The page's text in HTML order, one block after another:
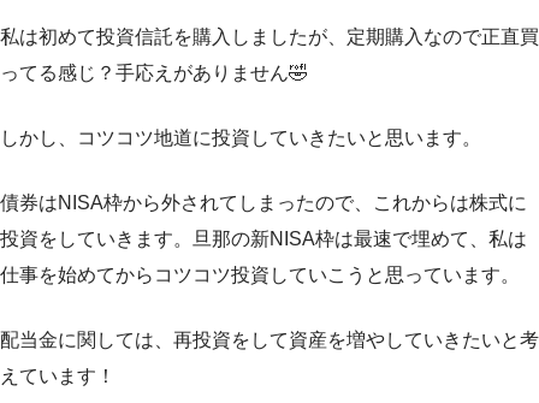
私は初めて投資信託を購入しましたが、定期購入なので正直買
ってる感じ？手応えがありません🤣
しかし、コツコツ地道に投資していきたいと思います。
債券はNISA枠から外されてしまったので、これからは株式に
投資をしていきます。旦那の新NISA枠は最速で埋めて、私は
仕事を始めてからコツコツ投資していこうと思っています。
配当金に関しては、再投資をして資産を増やしていきたいと考
えています！